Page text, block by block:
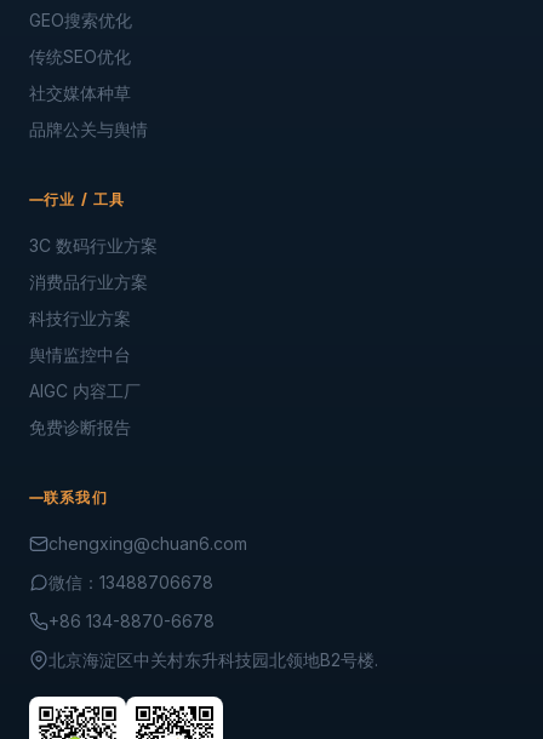
GEO搜索优化
传统SEO优化
社交媒体种草
品牌公关与舆情
行业 / 工具
3C 数码行业方案
消费品行业方案
科技行业方案
舆情监控中台
AIGC 内容工厂
免费诊断报告
联系我们
chengxing@chuan6.com
微信：13488706678
+86 134-8870-6678
北京海淀区中关村东升科技园北领地B2号楼.